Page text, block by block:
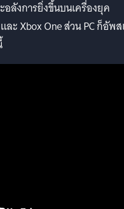
ลังการยิ่งขึ้นบนเครื่องยุค
ะ Xbox One ส่วน PC ก็อัพส